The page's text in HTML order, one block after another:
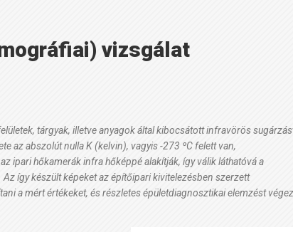
vizsgálat
tárgyak, illetve anyagok által kibocsátott infravörös
az abszolút nulla K (kelvin), vagyis -273 ºC felett van,
ipari hőkamerák infra hőképpé alakítják, így válik láthatóvá a
így készült képeket az építőipari kivitelezésben szerzett
a mért értékeket, és részletes épületdiagnosztikai elemzést